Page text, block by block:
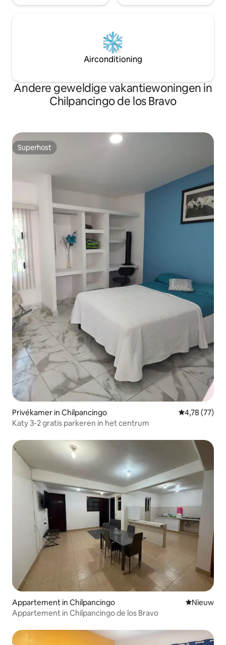
Airconditioning
Andere geweldige vakantiewoningen in
Chilpancingo de los Bravo
Superhost
Superhost
Privékamer in Chilpancingo Gemiddelde
4,78 (77)
Katy 3-2 gratis parkeren in het centrum
Appartement in Chilpancingo Nieuwe
Nieuw
Appartement in Chilpancingo de los Bravo